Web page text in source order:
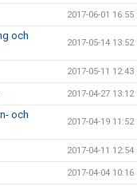
2017-06-01 16:55
och
2017-05-14 13:52
2017-05-11 12:43
2017-04-27 13:12
och
2017-04-19 11:52
2017-04-11 12:54
2017-04-04 10:16